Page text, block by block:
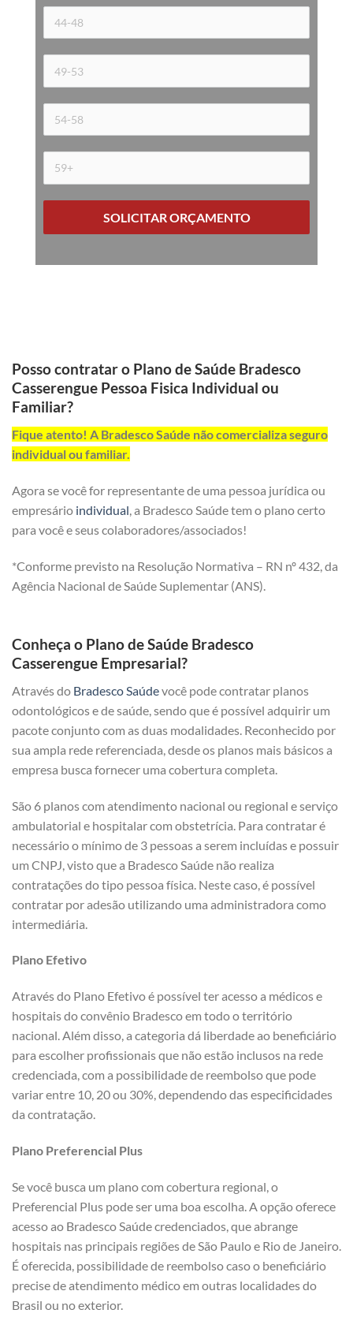
SOLICITAR ORÇAMENTO
Posso contratar o Plano de Saúde Bradesco
Casserengue Pessoa Fisica Individual ou
Familiar?
Fique atento! A Bradesco Saúde não comercializa seguro
individual ou familiar.
Agora se você for representante de uma pessoa jurídica ou
empresário individual , a Bradesco Saúde tem o plano certo
para você e seus colaboradores/associados!
*Conforme previsto na Resolução Normativa – RN nº 432, da
Agência Nacional de Saúde Suplementar (ANS).
Conheça o Plano de Saúde Bradesco
Casserengue Empresarial?
Através do Bradesco Saúdevocê pode contratar planos
odontológicos e de saúde, sendo que é possível adquirir um
pacote conjunto com as duas modalidades. Reconhecido por
sua ampla rede referenciada, desde os planos mais básicos a
empresa busca fornecer uma cobertura completa.
São 6 planos com atendimento nacional ou regional e serviço
ambulatorial e hospitalar com obstetrícia. Para contratar é
necessário o mínimo de 3 pessoas a serem incluídas e possuir
um CNPJ, visto que a Bradesco Saúde não realiza
contratações do tipo pessoa física. Neste caso, é possível
contratar por adesão utilizando uma administradora como
intermediária.
Plano Efetivo
Através do Plano Efetivo é possível ter acesso a médicos e
hospitais do convênio Bradesco em todo o território
nacional. Além disso, a categoria dá liberdade ao beneficiário
para escolher profissionais que não estão inclusos na rede
credenciada, com a possibilidade de reembolso que pode
variar entre 10, 20 ou 30%, dependendo das especificidades
da contratação.
Plano Preferencial Plus
Se você busca um plano com cobertura regional, o
Preferencial Plus pode ser uma boa escolha. A opção oferece
acesso ao Bradesco Saúde credenciados, que abrange
hospitais nas principais regiões de São Paulo e Rio de Janeiro.
É oferecida, possibilidade de reembolso caso o beneficiário
precise de atendimento médico em outras localidades do
Brasil ou no exterior.